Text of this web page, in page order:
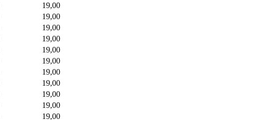
19,00
19,00
19,00
19,00
19,00
19,00
19,00
19,00
19,00
19,00
19,00